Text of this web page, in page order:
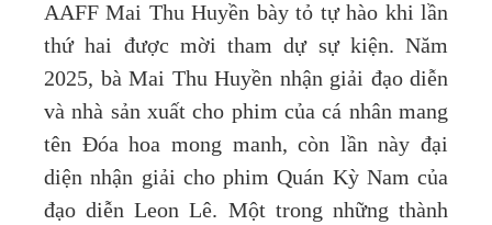
AAFF Mai Thu Huyền bày tỏ tự hào khi lần
thứ hai được mời tham dự sự kiện. Năm
2025, bà Mai Thu Huyền nhận giải đạo diễn
và nhà sản xuất cho phim của cá nhân mang
tên Đóa hoa mong manh, còn lần này đại
diện nhận giải cho phim Quán Kỳ Nam của
đạo diễn Leon Lê. Một trong những thành